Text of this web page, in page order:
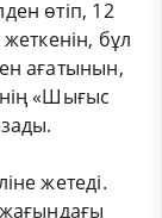
өтіп, 12
бұл
ағатынын,
«Шығыс
жетеді.